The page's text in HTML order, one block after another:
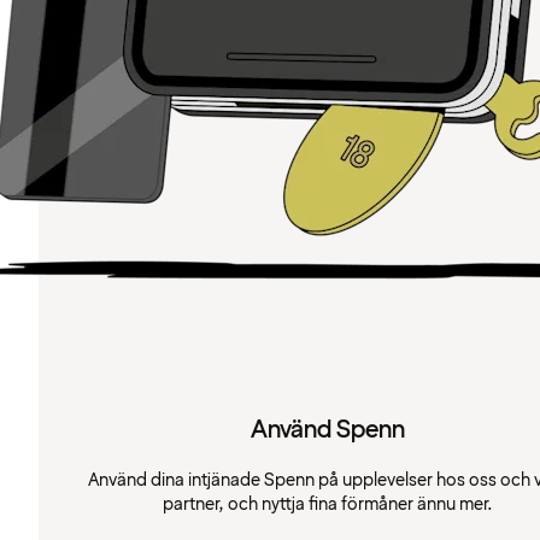
Använd Spenn
Använd dina intjänade Spenn på upplevelser hos oss och
partner, och nyttja fina förmåner ännu mer.